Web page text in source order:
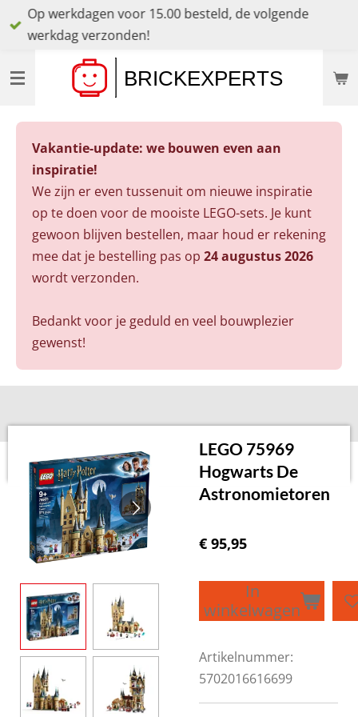
Ga
direct
de
Op werkdagen voor 15.00 besteld, de volgende
werkdag verzonden!
Vakantie-update: we bouwen even aan
inspiratie!
We zijn er even tussenuit om nieuwe inspiratie
op te doen voor de mooiste LEGO-sets. Je kunt
gewoon blijven bestellen, maar houd er rekening
mee dat je bestelling pas op 24 augustus 2026
wordt verzonden.
Bedankt voor je geduld en veel bouwplezier
gewenst!
LEGO 75969
Hogwarts De
Astronomietoren
€ 95,95
In
winkelwagen
Artikelnummer:
5702016616699